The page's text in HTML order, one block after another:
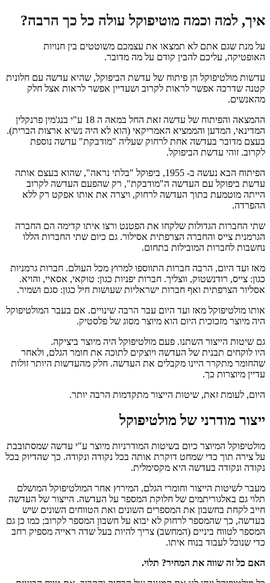
איך, למה וכמה מוטיפוקל עולה כל כך הרבה?
על מנת שגם אתם לא תמצאו את עצמכם משוטטים בין חנויות
האופטיקה, עליכם להבין קודם על מה מדובר.
עדשות מולטיפוקל הן פיתוח של עדשת הביפוקל, שהיא עדשה עם חלונית
קטנה שדרכה אפשר לראות לקרוב ושעדיין אפשר לראות אצל חלק
מהאנשים.
ההמצאה והפיתוח של עדשה זאת החל במאה ה 18 ע"י בנג'מין פרנקלין
המדינאי, המדען והממציא האמריקאי (הוא לא היה נשיא ארצות הברית).
בעצם מדובר בעדשה אחת לרחוק שעליה "מודבקת" עדשה נוספת
לקרוב. זוהי עדשת הביפוקל.
הפיתוח הבא נעשה ב- 1955, ביפוקל "בלתי נראה", שהוא בעצם אותה
עדשת ביפוקל עם העדשה ה"מודבקת", רק שהפעם העדשה לקרוב
הייתה מוטמעת בתוך העדשה לרחוק, ויצרה את אותו אפקט רק ללא
ההפרדה.
שתי החברות הגדולות שלקחו את הפטנט ורצו איתו קדימה הם החברה
הגרמנית צייס והחברה הצרפתית אסילור. גם כיום שתי החברות הללו
נחשבות לחברות המובילות בתחום.
מאז ועד היום, הרבה חברות התווספו למרוץ מכל העולם. חברות גרמניות
כגון: צייס, רודנשטוק, ווצליך. חברות יפניות כגון: טוקאי, אסאיי, והויא.
אסליור הצרפתית ואף חברות ישראליות שעושות חיל כגון: סגם ושמיר.
אותו מולטיפוקל מאז ועד היום עבר הרבה שינויים. אם בעבר המולטיפוקל
היה מיוצר מזכוכית היום הוא מיוצר מסוג של פלסטיק.
גם שיטות הייצור השתנו. פעם מולטיפוקל היה מיוצר ביציקה.
היו לוקחים תבנית של העדשה ויוצקים לתוכה את חומר הגלם, ולאחר
שהחומר מתקרר היינו מקבלים את העדשה. חלק מהעדשות היותר זולות
עדיין מיוצרות כך.
היום, לעומת זאת, שיטות הייצור מתקדמות הרבה יותר.
ייצור מודרני של מולטיפוקל
מולטיפוקל המיוצר כיום בשיטות המודרניות מיוצר ע"י עדשה שמסתובבת
על צירה תוך כדי שמחט דוקרת אותה בכל נקודה ונקודה. כך שהדיוק בכל
נקודה ונקודה בעדשה היא מקסימלית.
מעבר לשיטות הייצור וחומרי הגלם, המירוץ אחר המולטיפוקל המושלם
תלוי גם באלגוריתמים של חלוקת המספר על העדשה. הייצור של העדשה
חייב לקחת בחשבון את המספרים השונים ואת הטווחים השונים שיש
בעדשה, כך שהמספר לרחוק לא יבוא על חשבון המספר לקרוב; כמו כן גם
המספר לטווח ביניים (המחשב) צריך להיות בעל שדה ראייה מספיק רחב
כדי שנוכל לעבוד בנוח איתו.
האם כל זה שווה את המחיר? תלוי.